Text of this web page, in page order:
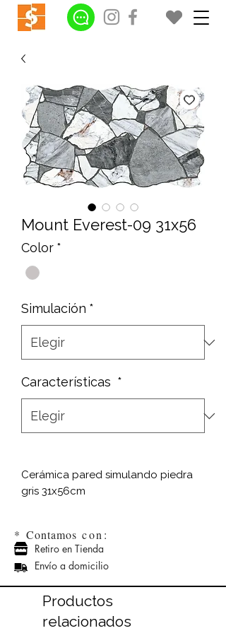
Mount Everest-09 31x56
Color *
Simulación *
Características *
Cerámica pared simulando piedra
gris 31x56cm
* Contamos con:
Retiro en Tienda
Envío a domicilio
Productos
relacionados